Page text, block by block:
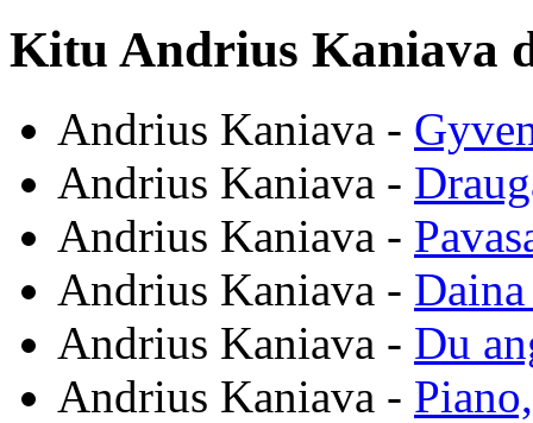
Kitu Andrius Kaniava
Andrius Kaniava -
Andrius Kaniava -
Andrius Kaniava -
Andrius Kaniava -
Andrius Kaniava - Du
Andrius Kaniava -